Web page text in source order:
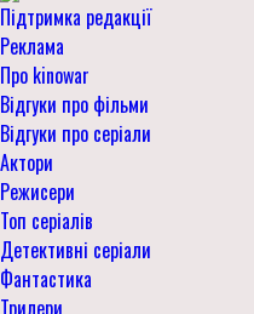
Підтримка редакції
Реклама
Про kinowar
Відгуки про фільми
Відгуки про серіали
Актори
Режисери
Топ серіалів
Детективні серіали
Фантастика
Трилери